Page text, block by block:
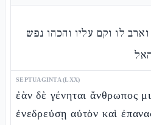
לו וקם עליו והכהו נפש
SEPTUAGINTA (LXX)
ἐὰν δὲ γένηται ἄνθρωπος
ἐνεδρεύσῃ αὐτὸν καὶ